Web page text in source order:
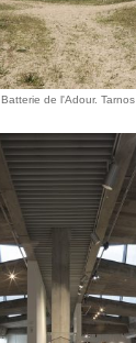
Batterie de l'Adour. Tarnos